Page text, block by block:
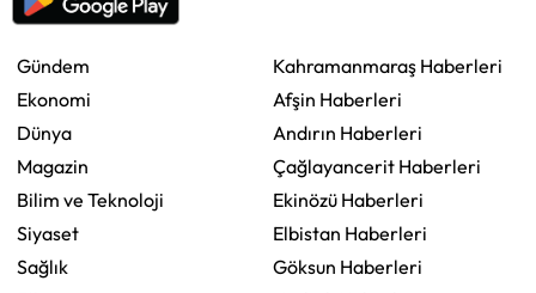
Gündem
Ekonomi
Dünya
Magazin
Bilim ve Teknoloji
Siyaset
Sağlık
Kahramanmaraş Haberleri
Afşin Haberleri
Andırın Haberleri
Çağlayancerit Haberleri
Ekinözü Haberleri
Elbistan Haberleri
Göksun Haberleri